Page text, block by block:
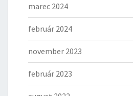
marec 2024
február 2024
november 2023
február 2023